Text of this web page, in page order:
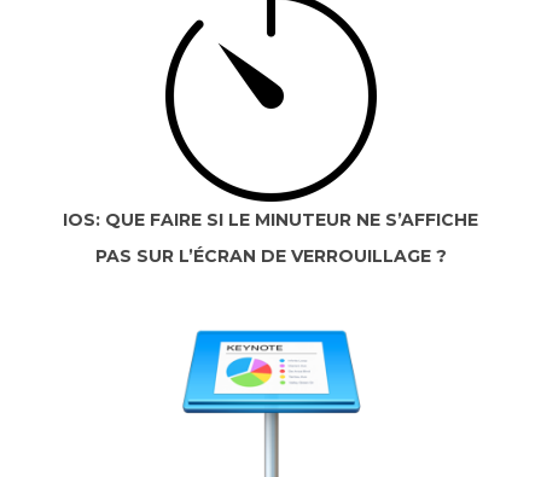
IOS: QUE FAIRE SI LE MINUTEUR NE S’AFFICHE
PAS SUR L’ÉCRAN DE VERROUILLAGE ?